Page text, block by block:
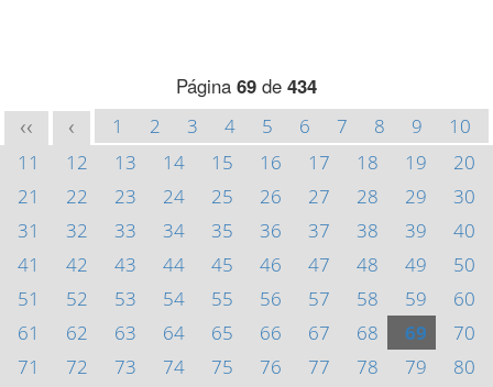
Página 69 de 434
<< < 1 2 3 4 5 6 7 8 9
10
11
12 13 14 15 16 17 18 19
20
21
22 23 24 25 26 27 28 29
30
31
32 33 34 35 36 37 38 39
40
41
42 43 44 45 46 47 48 49
50
51
52 53 54 55 56 57 58 59
60
61
62 63 64 65 66 67 68 69
70
71
72 73 74 75 76 77 78 79
80